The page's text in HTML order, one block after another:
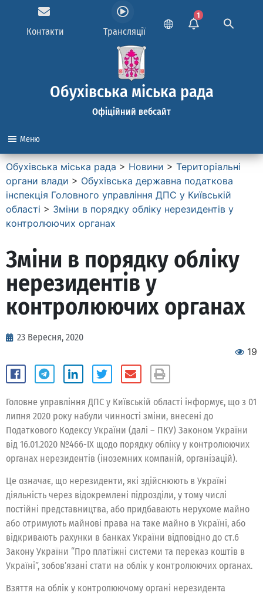
Контакти Трансляції
1
Обухівська міська рада
Офіційний вебсайт
Меню
Обухівська міська рада > Новини > Територіальні
органи влади > Обухівська державна податкова
інспекція Головного управління ДПС у Київській
області > Зміни в порядку обліку нерезидентів у
контролюючих органах
Зміни в порядку обліку
нерезидентів у
контролюючих органах
23 Вересня, 2020
19
Головне управління ДПС у Київській області інформує, що з 01
липня 2020 року набули чинності зміни, внесені до
Податкового Кодексу України (далі – ПКУ) Законом України
від 16.01.2020 №466-ІХ щодо порядку обліку у контролюючих
органах нерезидентів (іноземних компаній, організацій).
Це означає, що нерезиденти, які здійснюють в Україні
діяльність через відокремлені підрозділи, у тому числі
постійні представництва, або придбавають нерухоме майно
або отримують майнові права на таке майно в Україні, або
відкривають рахунки в банках України відповідно до ст.6
Закону України “Про платіжні системи та переказ коштів в
Україні”, зобов’язані стати на облік у контролюючих органах.
Взяття на облік у контролюючому органі нерезидента